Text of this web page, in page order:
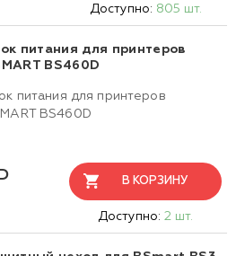
Доступно: 805 шт.
питания для принтеров
BS460D
питания для принтеров
BS460D
В КОРЗИНУ
Доступно: 2 шт.